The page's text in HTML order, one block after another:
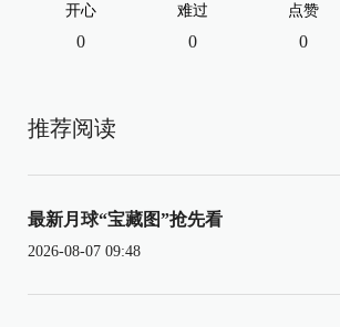
开心
0
难过
0
点赞
0
推荐阅读
最新月球“宝藏图”抢先看
2026-08-07 09:48